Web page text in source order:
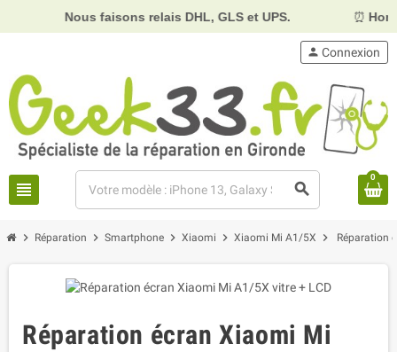
Nous faisons relais DHL, GLS et UPS. Horaires :
view_headline search
person Connexion
0
chevron_right Réparation chevron_right Smartphone chevron_right Xiaomi chevron_right Xiaomi Mi A1/5X chevron_right Réparation
Réparation écran Xiaomi Mi